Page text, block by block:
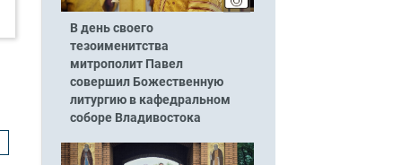
В день своего
тезоименитства
митрополит Павел
совершил Божественную
литургию в кафедральном
соборе Владивостока